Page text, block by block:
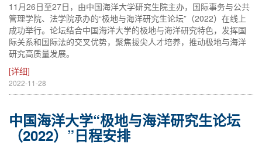
11月26日至27日，由中国海洋大学研究生院主办，国际事务与公共
管理学院、法学院承办的“极地与海洋研究生论坛”（2022）在线上
成功举行。论坛结合中国海洋大学的极地与海洋研究特色，发挥国
际关系和国际法的交叉优势，聚焦拔尖人才培养，推动极地与海洋
研究高质量发展。
[详细]
2022-11-28
中国海洋大学“极地与海洋研究生论坛
（2022）”日程安排